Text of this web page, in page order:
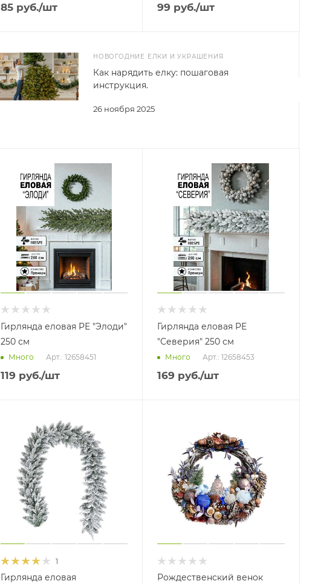
85руб./шт 99 руб./шт
НОВОГОДНИЕ ЕЛКИ И УКРАШЕНИЯ
26 ноября 2025
Как нарядить елку: пошаговая
инструкция.
Гирлянда еловая PE "Элоди"
250 см
Много Арт.: 12658451
119 руб./шт
Гирлянда еловая PE
"Северия" 250 см
Много Арт.: 12658453
169 руб./шт
1
Гирлянда еловая
Рождественский венок